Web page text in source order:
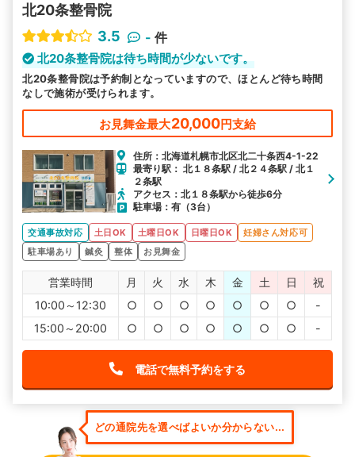
北20条整骨院
3.5
- 件
北20条整骨院は待ち時間が少ないです。
北20条整骨院は予約制となっていますので、ほとんど待ち時間
なしで施術が受けられます。
お見舞金最大20,000円支給
住所：北海道札幌市北区北二十条西4-1-22
最寄り駅： 北１８条駅 / 北２４条駅 / 北１
２条駅
アクセス：北１８条駅から徒歩6分
駐車場：有（3台）
交通事故対応 土日OK 土曜日OK 日曜日OK
妊婦さん対応可
駐車場あり
鍼灸 整体 お見舞金
営業時間 月 火 水 木 金 土 日
祝
10:00～12:30
○ ○ ○ ○ ○ ○ ○
-
15:00～20:00
○ ○ ○ ○ ○ ○ ○ -
電話で無料予約をする
どの通院先を選べばよいか分からない...